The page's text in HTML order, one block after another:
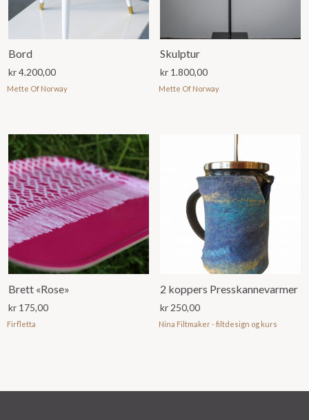
Bord
kr4.200,00
Mette Of Norway
Skulptur
kr 1.800,00
Mette Of Norway
Brett «Rose»
kr 175,00
Firfletta
2 koppers Presskannevarmer
kr 250,00
Nina Filtmaker - filtdesign og kurs